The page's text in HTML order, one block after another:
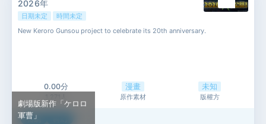
劇場版新作「ケロロ
軍曹」
2026年
日期未定
時間未定
New Keroro Gunsou project to celebrate its 20th anniversary.
0.00分 漫畫
原作素材
未知
版權方
喜劇